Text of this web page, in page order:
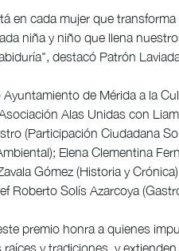
en cada mujer que
niña y niño que llena
destacó Patrón
de Mérida a la
Alas Unidas con
(Participación Ciudadana
Elena Clementina
Gómez (Historia y
Roberto Solís Azarcoya
premio honra a quienes
y tradiciones, y